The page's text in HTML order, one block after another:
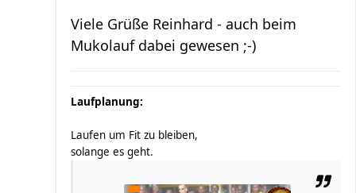
Viele Grüße Reinhard - auch beim
Mukolauf dabei gewesen ;-)
Laufplanung:
Laufen um Fit zu bleiben,
solange es geht.